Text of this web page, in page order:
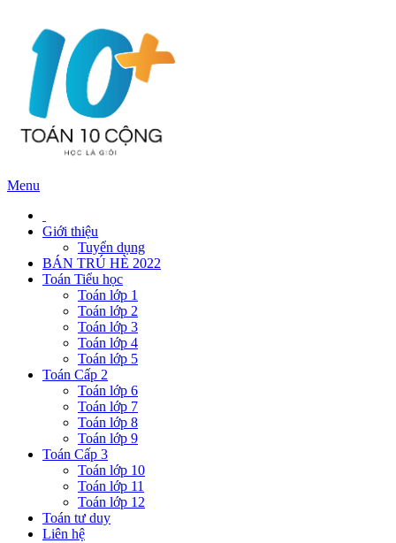
Menu
Giới thiệu
Tuyển dụng
BÁN TRÚ HÈ 2022
Toán Tiểu học
Toán lớp 1
Toán lớp 2
Toán lớp 3
Toán lớp 4
Toán lớp 5
Toán Cấp 2
Toán lớp 6
Toán lớp 7
Toán lớp 8
Toán lớp 9
Toán Cấp 3
Toán lớp 10
Toán lớp 11
Toán lớp 12
Toán tư duy
Liên hệ